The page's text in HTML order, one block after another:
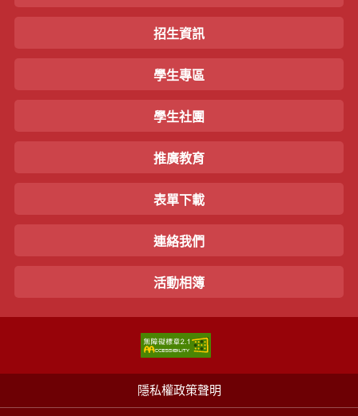
招生資訊
學生專區
學生社團
推廣教育
表單下載
連絡我們
活動相簿
隱私權政策聲明